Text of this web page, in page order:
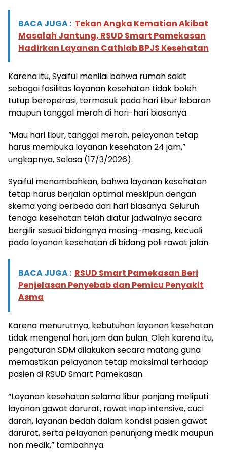
BACA JUGA : Tekan Angka Kematian Akibat
Masalah Jantung, RSUD Smart Pamekasan
Hadirkan Layanan Cathlab BPJS Kesehatan
Karena itu, Syaiful menilai bahwa rumah sakit
sebagai fasilitas layanan kesehatan tidak boleh
tutup beroperasi, termasuk pada hari libur lebaran
maupun tanggal merah di hari-hari biasanya.
“Mau hari libur, tanggal merah, pelayanan tetap
harus membuka layanan kesehatan 24 jam,”
ungkapnya, Selasa (17/3/2026).
Syaiful menambahkan, bahwa layanan kesehatan
tetap harus berjalan optimal meskipun dengan
skema yang berbeda dari hari biasanya. Seluruh
tenaga kesehatan telah diatur jadwalnya secara
bergilir sesuai bidangnya masing-masing, kecuali
pada layanan kesehatan di bidang poli rawat jalan.
BACA JUGA : RSUD Smart Pamekasan Beri
Penjelasan Penyebab dan Pemicu Penyakit
Asma
Karena menurutnya, kebutuhan layanan kesehatan
tidak mengenal hari, jam dan bulan. Oleh karena itu,
pengaturan SDM dilakukan secara matang guna
memastikan pelayanan tetap maksimal terhadap
pasien di RSUD Smart Pamekasan.
“Layanan kesehatan selama libur panjang meliputi
layanan gawat darurat, rawat inap intensive, cuci
darah, layanan bedah dalam kondisi pasien gawat
darurat, serta pelayanan penunjang medik maupun
non medik,” tambahnya.